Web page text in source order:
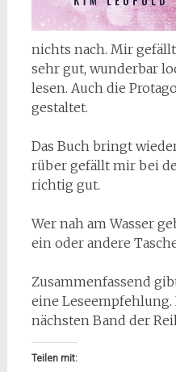
nichts nach. Mir
sehr gut, wunderbar
lesen. Auch die
gestaltet.
Das Buch bringt
rüber gefällt mir bei
richtig gut.
Wer nah am Wasser
ein oder andere
Zusammenfassend
eine
nächsten Band der
Teilen mit: